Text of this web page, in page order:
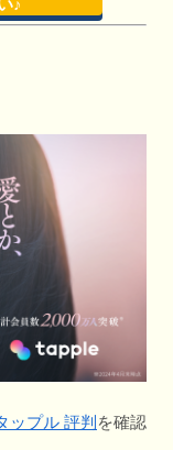
♪
ップル 評判 を確認